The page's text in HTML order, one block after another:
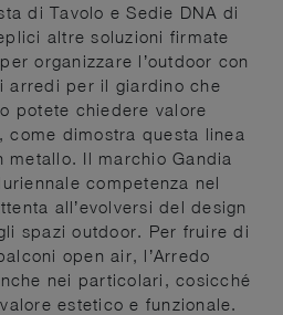
di Tavolo e Sedie DNA di
altre soluzioni firmate
organizzare l’outdoor con
arredi per il giardino che
potete chiedere valore
come dimostra questa linea
Il marchio Gandia
competenza nel
all’evolversi del design
spazi outdoor. Per fruire di
open air, l’Arredo
nei particolari, cosicché
estetico e funzionale.